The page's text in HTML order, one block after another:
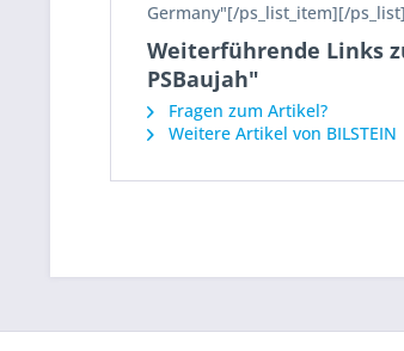
Germany"[/ps_list_item][/ps_list]
Weiterführende Links
PSBaujah"
Fragen zum Artikel?
Weitere Artikel von BILSTEIN